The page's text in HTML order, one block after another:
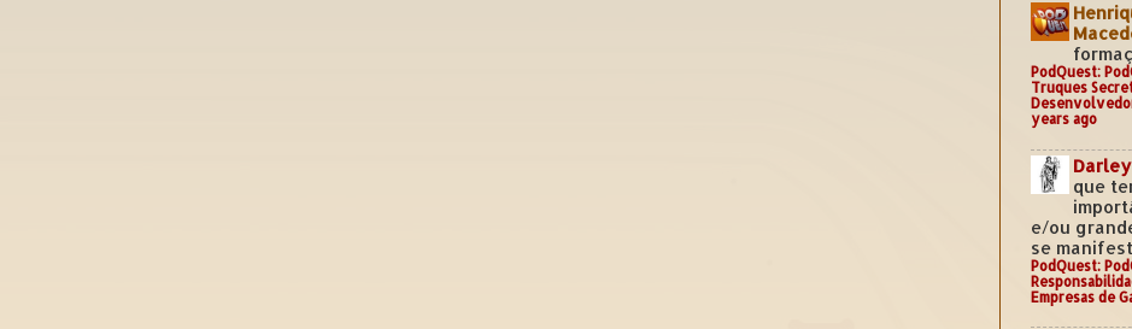
PodQuest:
Truques
years ago
que
e/ou
se
PodQuest:
Empresas de